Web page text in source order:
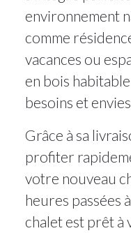
environnement
comme
vacances ou
en bois
besoins et envies.
Grâce à sa
profiter
votre nouveau
heures passées
chalet est prêt à